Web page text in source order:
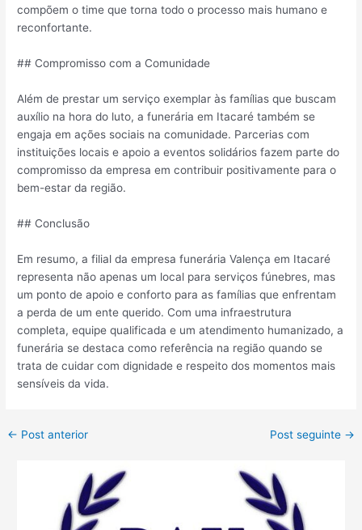
compõem o time que torna todo o processo mais humano e
reconfortante.
## Compromisso com a Comunidade
Além de prestar um serviço exemplar às famílias que buscam
auxílio na hora do luto, a funerária em Itacaré também se
engaja em ações sociais na comunidade. Parcerias com
instituições locais e apoio a eventos solidários fazem parte do
compromisso da empresa em contribuir positivamente para o
bem-estar da região.
## Conclusão
Em resumo, a filial da empresa funerária Valença em Itacaré
representa não apenas um local para serviços fúnebres, mas
um ponto de apoio e conforto para as famílias que enfrentam
a perda de um ente querido. Com uma infraestrutura
completa, equipe qualificada e um atendimento humanizado, a
funerária se destaca como referência na região quando se
trata de cuidar com dignidade e respeito dos momentos mais
sensíveis da vida.
← Post anterior Post seguinte →